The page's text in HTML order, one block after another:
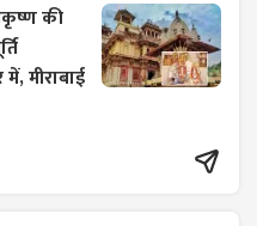
की
मीराबाई